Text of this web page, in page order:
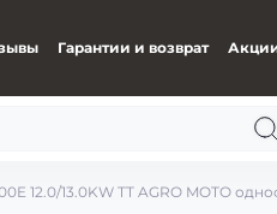
Гарантии и возврат
12.0/13.0KW TT AGRO MOTO